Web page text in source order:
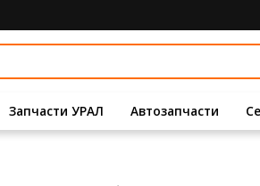
Запчасти УРАЛ Автозапчасти